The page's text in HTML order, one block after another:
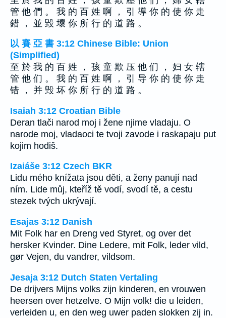
管 他 們 。 我 的 百 姓 啊 ， 引 導 你 的 使 你 走
錯 ， 並 毀 壞 你 所 行 的 道 路 。
以 賽 亞 書 3:12 Chinese Bible: Union
(Simplified)
至 於 我 的 百 姓 ， 孩 童 欺 压 他 们 ， 妇 女 辖
管 他 们 。 我 的 百 姓 啊 ， 引 导 你 的 使 你 走
错 ， 并 毁 坏 你 所 行 的 道 路 。
Isaiah 3:12 Croatian Bible
Deran tlači narod moj i žene njime vladaju. O
narode moj, vladaoci te tvoji zavode i raskapaju put
kojim hodiš.
Izaiáše 3:12 Czech BKR
Lidu mého knížata jsou děti, a ženy panují nad
ním. Lide můj, kteříž tě vodí, svodí tě, a cestu
stezek tvých ukrývají.
Esajas 3:12 Danish
Mit Folk har en Dreng ved Styret, og over det
hersker Kvinder. Dine Ledere, mit Folk, leder vild,
gør Vejen, du vandrer, vildsom.
Jesaja 3:12 Dutch Staten Vertaling
De drijvers Mijns volks zijn kinderen, en vrouwen
heersen over hetzelve. O Mijn volk! die u leiden,
verleiden u, en den weg uwer paden slokken zij in.